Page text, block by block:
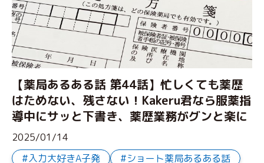
【薬局あるある話 第44話】忙しくても薬歴
はためない、残さない！Kakeru君なら服薬指
導中にサッと下書き、薬歴業務がグンと楽に
2025/01/14
入力大好きA子発
ショート薬局あるある話